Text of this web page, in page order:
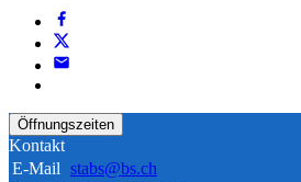
Öffnungszeiten
Kontakt
E-Mail stabs@bs.ch